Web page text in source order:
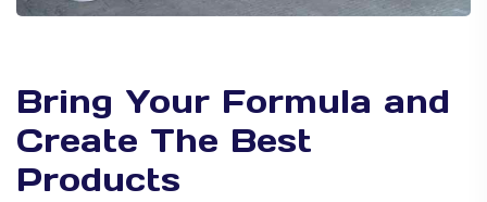
Bring Your Formula and
Create The Best
Products